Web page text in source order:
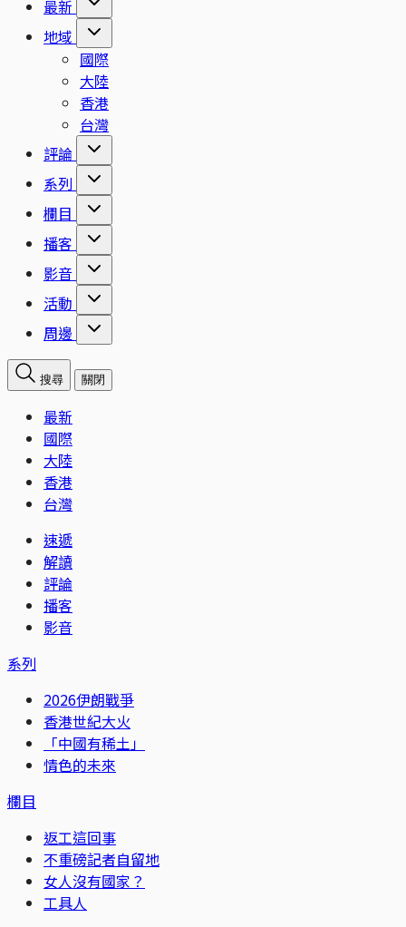
最新
地域
國際
大陸
香港
台灣
評論
系列
欄目
播客
影音
活動
周邊
搜尋 關閉
最新
國際
大陸
香港
台灣
速遞
解讀
評論
播客
影音
系列
2026伊朗戰爭
香港世紀大火
「中國有稀土」
情色的未來
欄目
返工這回事
不重磅記者自留地
女人沒有國家？
工具人